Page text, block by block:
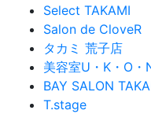
Select TAKAMI
Salon de CloveR
タカミ 荒子店
美容室U・K・O・
BAY SALON
T.stage